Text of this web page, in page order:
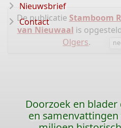
De publicatie Stamboom
van Nieuwaal is
Olgers.
Nieuwsbrief
Contact
Doorzoek en
en samenvattingen